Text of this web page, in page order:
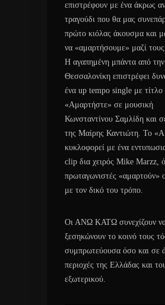
επιστρέφουν με ένα άκρως
τραγούδι που θα μας
πρώτο κιόλας άκουσμα και
να «αμαρτήσουμε» μαζί
Η αγαπημένη μπάντα από την
Θεσσαλονίκη επιστρέφει
ένα up tempo single με τίτλο
«Αμαρτήστε» σε μουσική
Κωνσταντίνου Σαμλίδη και
της Μαίρης Καντιώτη. Το
κυκλοφορεί με ένα
clip δια χειρός Mike Marzz,
πρωταγωνιστές «αμαρτούν»
με τον δικό του τρόπο.
Οι ΑΝΩ ΚΑΤΩ συνεχίζουν
ξεσηκώνουν το κοινό τους
συμπρωτεύουσα όσο και σε
περιοχές της Ελλάδας και
εξωτερικού.